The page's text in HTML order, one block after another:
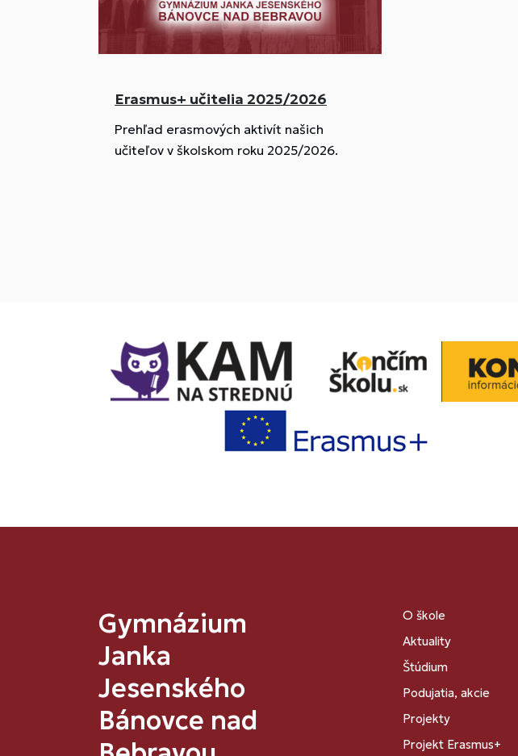
Erasmus+ učitelia 2025/2026
Prehľad erasmových aktivít našich
učiteľov v školskom roku 2025/2026.
Gymnázium
Janka
Jesenského
Bánovce nad
O škole
Aktuality
Štúdium
Podujatia, akcie
Projekty
Projekt Erasmus+